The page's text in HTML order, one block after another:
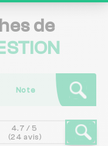
de
Note
4.7 / 5
(24 avis)